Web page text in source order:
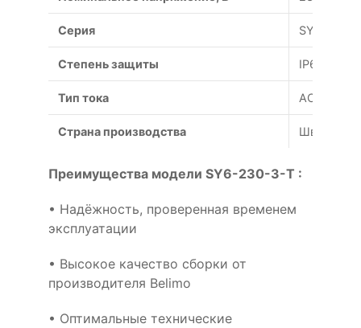
Серия SY6
Степень защиты IP67
Тип тока AC
Страна производства
Преимущества модели SY6-230-3-T :
• Надёжность, проверенная временем
эксплуатации
• Высокое качество сборки от
производителя Belimo
• Оптимальные технические